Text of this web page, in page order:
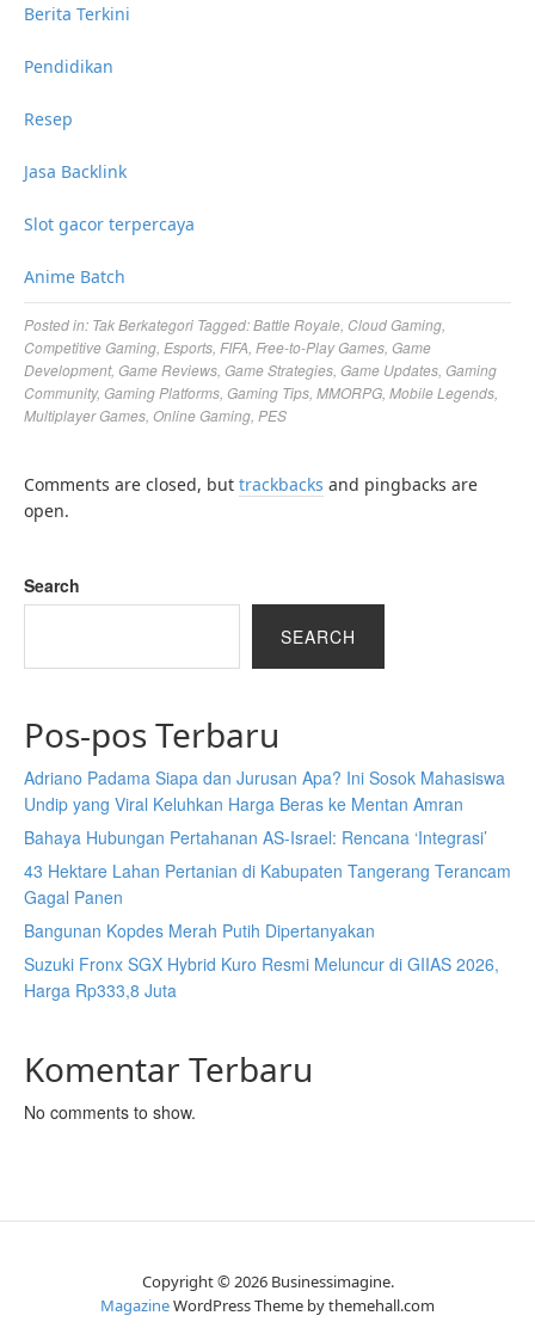
Berita Terkini
Pendidikan
Resep
Jasa Backlink
Slot gacor terpercaya
Anime Batch
Posted in: Tak Berkategori Tagged:Battle Royale Cloud Gaming
Competitive Gaming Esports FIFA Free-to-Play Games Game
Development, Game Reviews Game Strategies Game Updates Gaming
Community, Gaming Platforms Gaming Tips MMORPG Mobile Legends
Multiplayer Games Online Gaming PES
Comments are closed, but trackbacks and pingbacks are
open.
Search
SEARCH
Pos-pos Terbaru
Adriano Padama Siapa dan Jurusan Apa? Ini Sosok Mahasiswa
Undip yang Viral Keluhkan Harga Beras ke Mentan Amran
Bahaya Hubungan Pertahanan AS-Israel: Rencana ‘Integrasi’
43 Hektare Lahan Pertanian di Kabupaten Tangerang Terancam
Gagal Panen
Bangunan Kopdes Merah Putih Dipertanyakan
Suzuki Fronx SGX Hybrid Kuro Resmi Meluncur di GIIAS 2026,
Harga Rp333,8 Juta
Komentar Terbaru
No comments to show.
Copyright © 2026 Businessimagine.
MagazineWordPress Theme by themehall.com